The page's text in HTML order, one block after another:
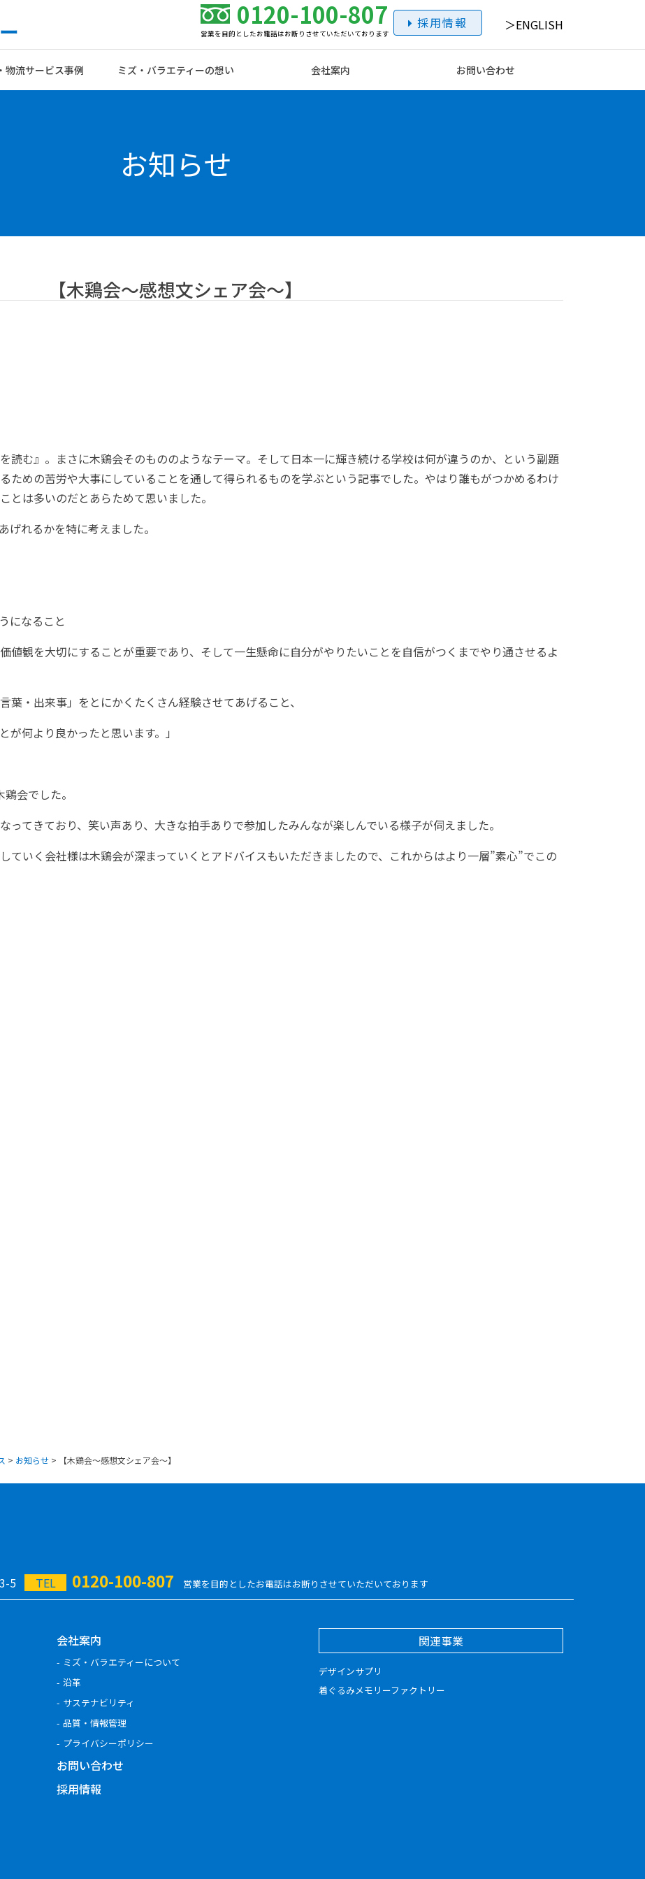
0120-100-807
営業を目的としたお電話はお断りさせていただいております
採用情報 ENGLISH
物流サービス事例 ミズ・バラエティーの想い 会社案内 お問い合わせ
お知らせ
【木鶏会〜感想文シェア会〜】
読む』。まさに木鶏会そのもののようなテーマ。そして日本一に輝き続ける学校は何が違うのか、という副題
ための苦労や大事にしていることを通して得られるものを学ぶという記事でした。やはり誰もがつかめるわけ
とは多いのだとあらためて思いました。
げれるかを特に考えました。
になること
値観を大切にすることが重要であり、そして一生懸命に自分がやりたいことを自信がつくまでやり通させるよ
・出来事」をとにかくたくさん経験させてあげること、
何より良かったと思います。」
会でした。
ってきており、笑い声あり、大きな拍手ありで参加したみんなが楽しんでいる様子が伺えました。
ていく会社様は木鶏会が深まっていくとアドバイスもいただきましたので、これからはより一層”素心”でこの
> お知らせ > 【木鶏会〜感想文シェア会〜】
5 TEL 0120-100-807 営業を目的としたお電話はお断りさせていただいております
会社案内
ミズ・バラエティーについて
沿革
サステナビリティ
品質・情報管理
プライバシーポリシー
お問い合わせ
採用情報
関連事業
デザインサプリ
着ぐるみメモリーファクトリー